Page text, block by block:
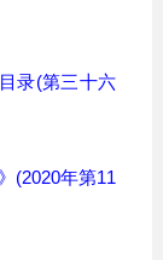
录(第三十六
(2020年第11